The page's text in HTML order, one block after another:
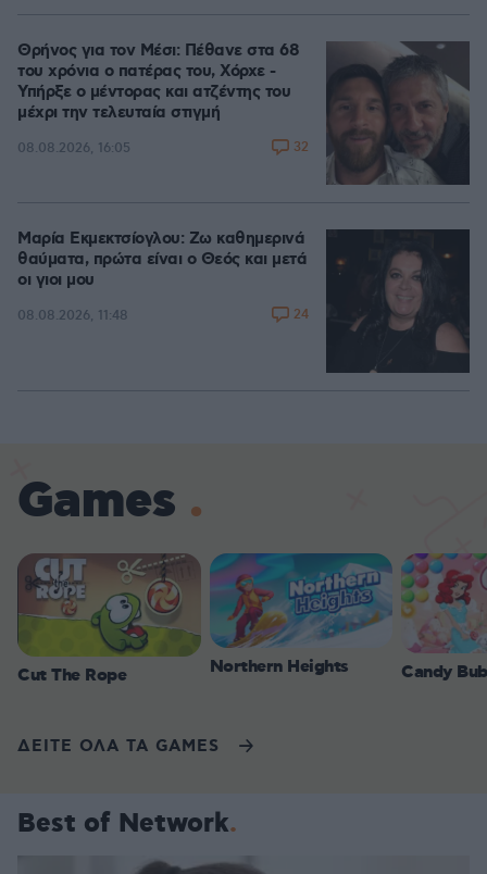
Θρήνος για τον Μέσι: Πέθανε στα 68
του χρόνια ο πατέρας του, Χόρχε -
Υπήρξε ο μέντορας και ατζέντης του
μέχρι την τελευταία στιγμή
08.08.2026, 16:05 32
Μαρία Εκμεκτσίογλου: Ζω καθημερινά
θαύματα, πρώτα είναι ο Θεός και μετά
οι γιοι μου
08.08.2026, 11:48 24
Games
Cut The Rope Northern Heights Candy
ΔΕΙΤΕ ΟΛΑ ΤΑ GAMES
Best of Network